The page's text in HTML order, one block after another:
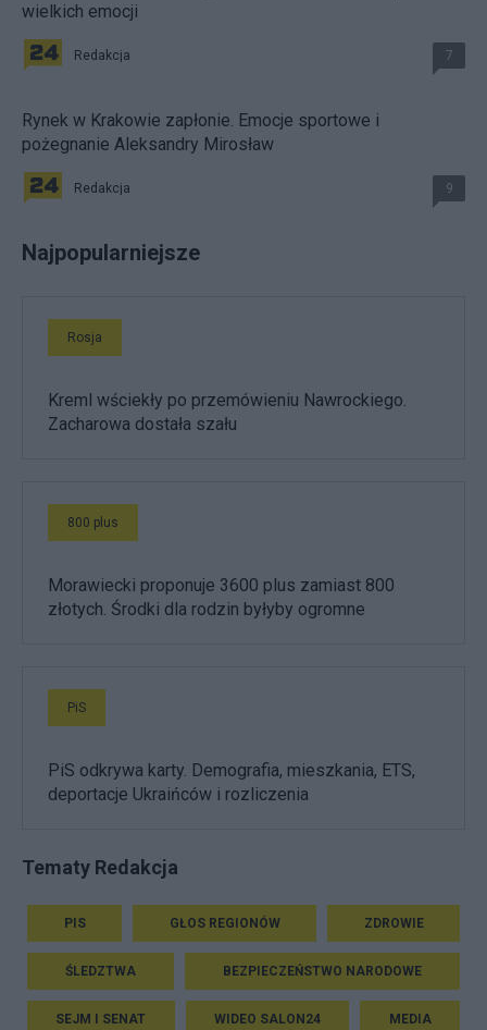
wielkich emocji
Redakcja 7
Rynek w Krakowie zapłonie. Emocje sportowe i
pożegnanie Aleksandry Mirosław
Redakcja 9
Najpopularniejsze
Rosja
Kreml wściekły po przemówieniu Nawrockiego.
Zacharowa dostała szału
800 plus
Morawiecki proponuje 3600 plus zamiast 800
złotych. Środki dla rodzin byłyby ogromne
PiS
PiS odkrywa karty. Demografia, mieszkania, ETS,
deportacje Ukraińców i rozliczenia
Tematy Redakcja
PIS GŁOS REGIONÓW ZDROWIE
ŚLEDZTWA BEZPIECZEŃSTWO NARODOWE
SEJM I SENAT WIDEO SALON24 MEDIA